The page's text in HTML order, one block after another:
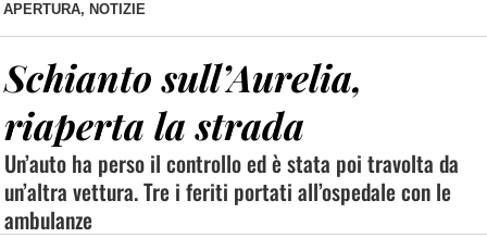
APERTURA, NOTIZIE
Schianto sull’Aurelia,
riaperta la strada
Un’auto ha perso il controllo ed è stata poi travolta da
un’altra vettura. Tre i feriti portati all’ospedale con le
ambulanze